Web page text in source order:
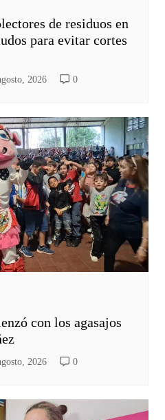
de residuos en
para evitar cortes
2026 0
con los agasajos
2026 0